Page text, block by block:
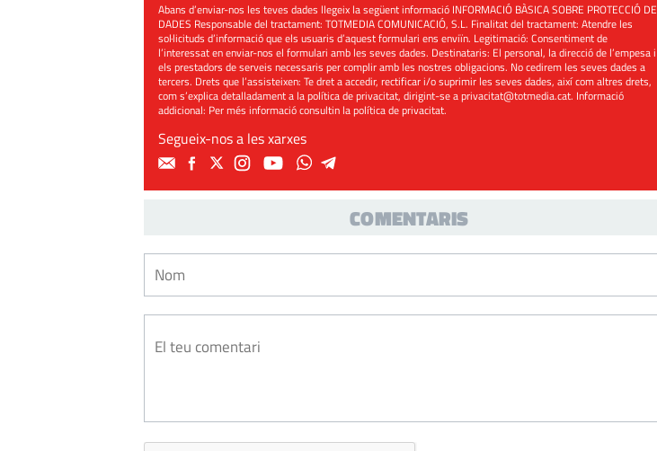
Abans d’enviar-nos les teves dades llegeix la següent informació INFORMACIÓ BÀSICA SOBRE PROTECCIÓ DE
DADES Responsable del tractament: TOTMEDIA COMUNICACIÓ, S.L. Finalitat del tractament: Atendre les
sol·licituds d’informació que els usuaris d’aquest formulari ens enviïn. Legitimació: Consentiment de
l’interessat en enviar-nos el formulari amb les seves dades. Destinataris: El personal, la direcció de l’empesa i
els prestadors de serveis necessaris per complir amb les nostres obligacions. No cedirem les seves dades a
tercers. Drets que l’assisteixen: Te dret a accedir, rectificar i/o suprimir les seves dades, així com altres drets,
com s’explica detalladament a la política de privacitat, dirigint-se aprivacitat@totmedia.cat. Informació
addicional: Per més informació consultin lapolítica de privacitat.
Segueix-nos a les xarxes
COMENTARIS